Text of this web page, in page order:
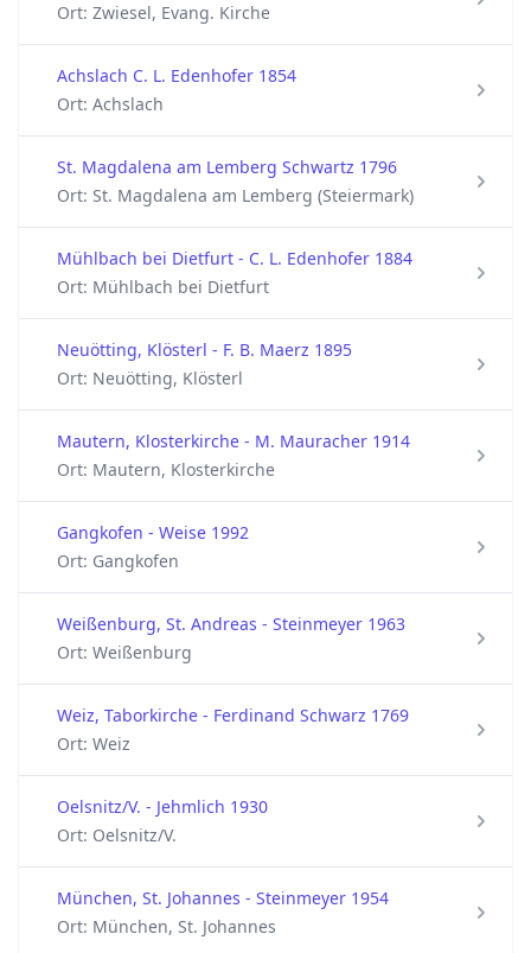
Ort: Zwiesel, Evang. Kirche
Achslach C. L. Edenhofer 1854
Ort: Achslach
St. Magdalena am Lemberg Schwartz 1796
Ort: St. Magdalena am Lemberg (Steiermark)
Mühlbach bei Dietfurt - C. L. Edenhofer 1884
Ort: Mühlbach bei Dietfurt
Neuötting, Klösterl - F. B. Maerz 1895
Ort: Neuötting, Klösterl
Mautern, Klosterkirche - M. Mauracher 1914
Ort: Mautern, Klosterkirche
Gangkofen - Weise 1992
Ort: Gangkofen
Weißenburg, St. Andreas - Steinmeyer 1963
Ort: Weißenburg
Weiz, Taborkirche - Ferdinand Schwarz 1769
Ort: Weiz
Oelsnitz/V. - Jehmlich 1930
Ort: Oelsnitz/V.
München, St. Johannes - Steinmeyer 1954
Ort: München, St. Johannes